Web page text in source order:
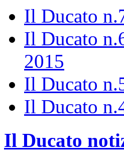
Il Ducato
Il Ducato
2015
Il Ducato
Il Ducato
Il Ducato